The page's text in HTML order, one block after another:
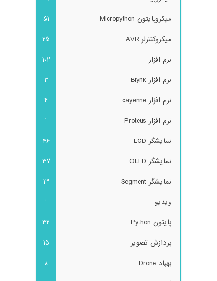
میکروپایتون Micropython
51
میکروکنترلر AVR
25
نرم افزار
102
نرم افزار Blynk
3
نرم افزار cayenne
4
نرم افزار Proteus
1
نمایشگر LCD
46
نمایشگر OLED
37
نمایشگر Segment
13
ویدیو
1
پایتون Python
32
پردازش تصویر
15
پهپاد Drone
8